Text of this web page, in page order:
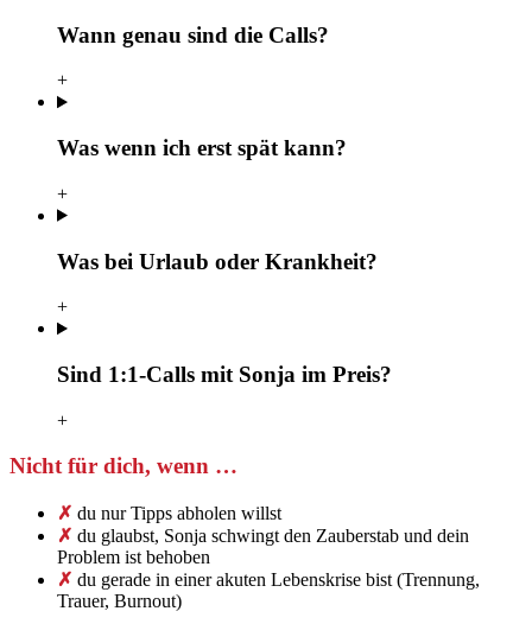
Wann genau sind die Calls?
+
Was wenn ich erst spät kann?
+
Was bei Urlaub oder Krankheit?
+
Sind 1:1-Calls mit Sonja im Preis?
+
Nicht für dich, wenn …
✗ du nur Tipps abholen willst
✗ du glaubst, Sonja schwingt den Zauberstab und dein
Problem ist behoben
✗ du gerade in einer akuten Lebenskrise bist (Trennung,
Trauer, Burnout)